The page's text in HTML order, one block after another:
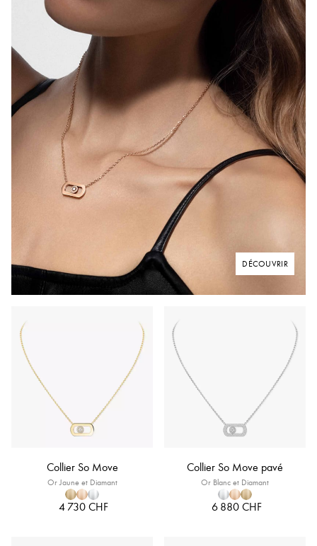
DÉCOUVRIR
Collier So Move
Or Jaune et Diamant
4 730 CHF
Collier So Move pavé
Or Blanc et Diamant
6 880 CHF